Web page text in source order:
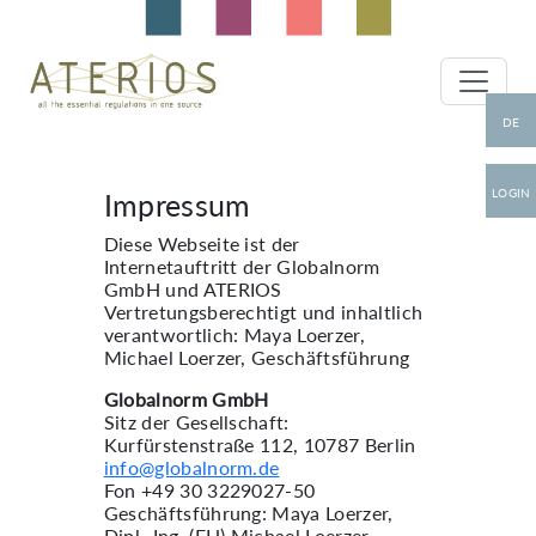
Impressum
Diese Webseite ist der
Internetauftritt der Globalnorm
GmbH und ATERIOS
Vertretungsberechtigt und inhaltlich
verantwortlich: Maya Loerzer,
Michael Loerzer, Geschäftsführung
Globalnorm GmbH
Sitz der Gesellschaft:
Kurfürstenstraße 112, 10787 Berlin
info@globalnorm.de
Fon +49 30 3229027-50
Geschäftsführung: Maya Loerzer,
DE
LOGIN